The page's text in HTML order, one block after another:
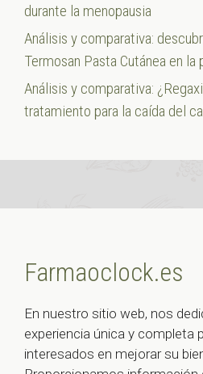
durante la menopausia
Análisis y comparativa:
Termosan Pasta Cutánea en la
Análisis y comparativa:
tratamiento para la caída del
Farmaoclock.es
En nuestro sitio web, nos
experiencia única y completa
interesados en mejorar su